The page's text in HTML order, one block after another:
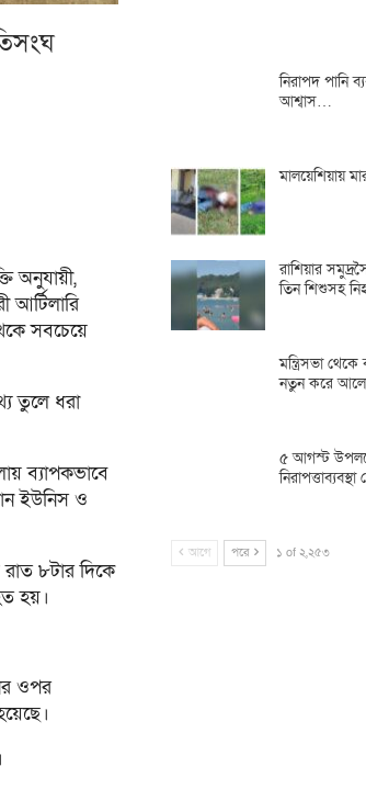
অনুযায়ী,
সবচেয়ে
তুলে ধরা
ব্যাপকভাবে
ইউনিস ও
৮টার দিকে
হয়।
ওপর
নিরাপদ পানি
আশ্বাস…
মালয়েশিয়ায়
রাশিয়ার
তিন শিশুসহ
মন্ত্রিসভা
নতুন করে
৫ আগস্ট
আগে পরে ১ of ২,২৫৩